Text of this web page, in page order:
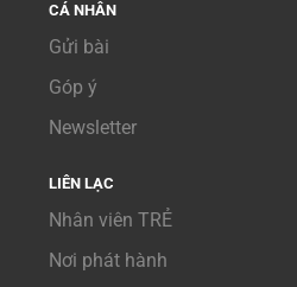
CÁ NHÂN
Gửi bài
Góp ý
Newsletter
LIÊN LẠC
Nhân viên TRẺ
Nơi phát hành